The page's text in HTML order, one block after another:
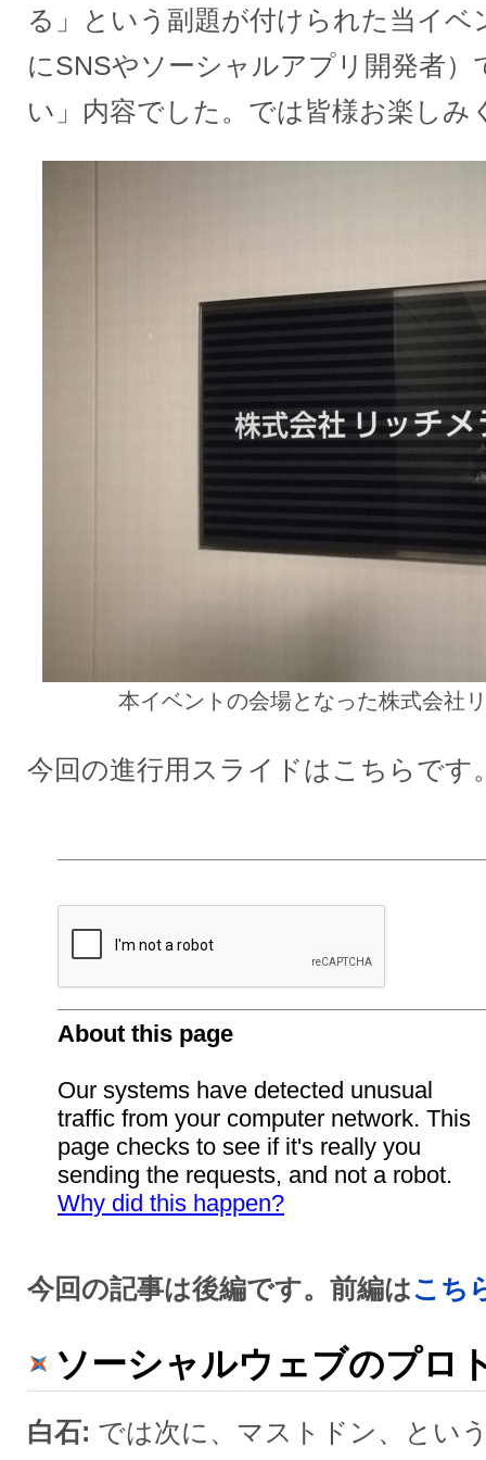
る」という副題が付けられた当イ
にSNSやソーシャルアプリ開発者）
い」内容でした。では皆様お楽しみ
本イベントの会場となった株式会社
今回の進行用スライドはこちらです
今回の記事は後編です。前編はこち
ソーシャルウェブのプロ
白石 では次に、マストドン、とい